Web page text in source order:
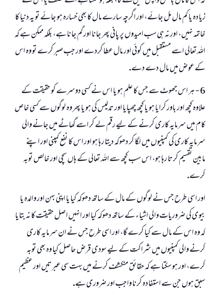
زيادہ يا كم مال مل جائے، اور اگرچہ سارے مال كا بھى خسارہ ہو جائے تو يہ دنيا كا
خاتمہ نہيں، اور نہ ہى سب اميدوں پر پانى پھر جانا اور گم جانا ہے، بلكہ ممكن ہے كہ
اللہ تعالى اسے مستقبل ميں كوئى اور مال عطا كردے اور جب صبر كرے تو وہ اس
كے عوض ميں مال دے دے.
6 - ہر اس جھوٹ سے جس كا علم ہو يا اس نے كسى دوسرے كو حقيقت كے
علاوہ كچھ اور باور كرايا ہو يا كچھ چھپايا اور تدليس كى ہو يا پھر وہ لوگوں سے كسى خاص
كام ميں سرمايہ كارى كرنے كے ليے رقم لے كر اسے گھاٹے ميں جانے والى
سرمايہ كارى كى كمپنيوں ميں لگا كر دھوكہ ديتا رہا ہو اور اس كا نفع كمپنى اور اپنے
مابين تقسيم كرتا رہا ہو، اس سب كچھ سے اللہ تعالى كے ہاں سچى اور خالص توبہ
كرے.
اور اسى طرح جس نے لوگوں كے مال كے ساتھ دھوكہ كيا يا اپنى بہن اور والدہ يا
بيوى كى ضروريات والى اشياء كے ساتھ دھوكہ كيا اور انہيں اصل حقيقت كا نہ بتايا
كہ وہ اس كے مال سے كيا كرے گا، اور اسى طرح جس نے ان سرمايہ كارى
كرنے والى كمپنيوں ميں شراكت كے ليے سودى قرض حاصل كيا وہ بھى توبہ
كرے، اور ہو سكتا ہے كہ حقائق منكشف كرنے ميں بہت سى عبرتيں اور عظيم
سبق ہوں جن سے استفادہ كرنا واجب اور ضرورى ہے.